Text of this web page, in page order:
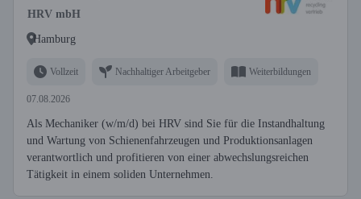
HRV mbH
Hamburg
Vollzeit Nachhaltiger Arbeitgeber Weiterbildungen
07.08.2026
Als Mechaniker (w/m/d) bei HRV sind Sie für die Instandhaltung
und Wartung von Schienenfahrzeugen und Produktionsanlagen
verantwortlich und profitieren von einer abwechslungsreichen
Tätigkeit in einem soliden Unternehmen.